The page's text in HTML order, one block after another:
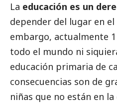
La educación es un
depender del lugar en el
embargo, actualmente
todo el mundo ni
educación primaria de
consecuencias son de
niñas que no están en